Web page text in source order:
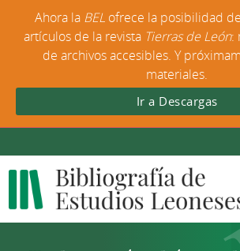
Ahora la BEL ofrece la posibilidad
artículos de la revista Tierras de León:
de archivos accesibles. Y
materiales.
Ir a Descargas